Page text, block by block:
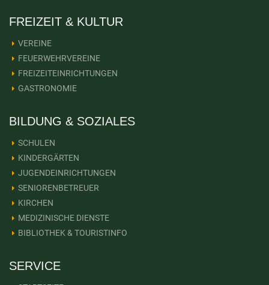
FREIZEIT & KULTUR
VEREINE
FEUERWEHRVEREINE
FREIZEITEINRICHTUNGEN
GASTRONOMIE
BILDUNG & SOZIALES
SCHULEN
KINDERGÄRTEN
JUGENDEINRICHTUNGEN
SENIORENBETREUER
KIRCHEN
MEDIZINISCHE DIENSTE
BIBLIOTHEK & TOURISTINFO
SERVICE